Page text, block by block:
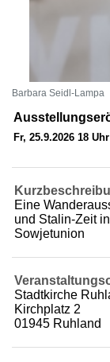
Barbara Seidl-Lampa
Fr, 25.9.2026 18
Eine
und Stalin-Zeit
Sowjetunion
Stadtkirche
Kirchplatz 2
01945 Ruhland